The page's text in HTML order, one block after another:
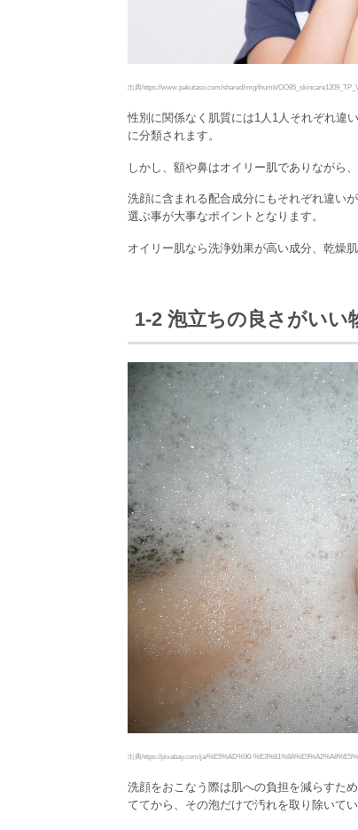
出典https://www.pakutaso.com/shared/img/thumb/
性別に関係なく肌質には1人1人それぞれ違
に分類されます。
しかし、額や鼻はオイリー肌でありながら
洗顔に含まれる配合成分にもそれぞれ違い
選ぶ事が大事なポイントとなります。
オイリー肌なら洗浄効果が高い成分、乾燥
1-2 泡立ちの良さがいい
出典https://pixabay.com/ja/%E5%AD%90-
洗顔をおこなう際は肌への負担を減らすた
ててから、その泡だけで汚れを取り除いてい